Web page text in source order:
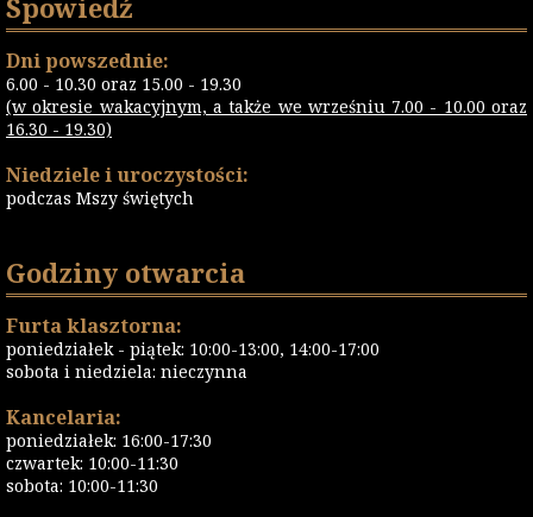
Spowiedź
Dni powszednie:
6.00 - 10.30 oraz 15.00 - 19.30
(w okresie wakacyjnym, a także we wrześniu 7.00 - 10.00 oraz
16.30 - 19.30)
Niedziele i uroczystości:
podczas Mszy świętych
Godziny otwarcia
Furta klasztorna:
poniedziałek - piątek: 10:00-13:00, 14:00-17:00
sobota i niedziela: nieczynna
Kancelaria:
poniedziałek: 16:00-17:30
czwartek: 10:00-11:30
sobota: 10:00-11:30